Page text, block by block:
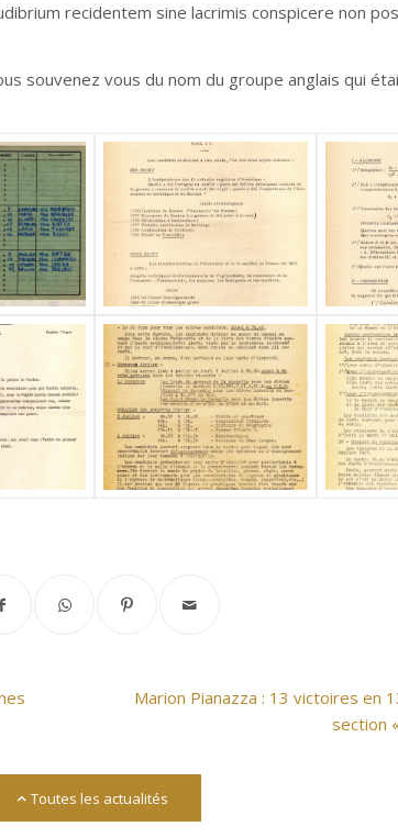
recidentem sine lacrimis conspicere non
souvenez vous du nom du groupe anglais qui
Marion Pianazza : 13 victoires en
section
Toutes les actualités